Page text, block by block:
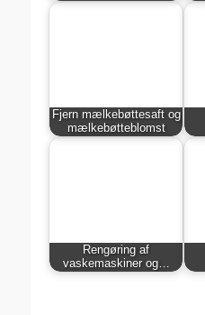
Fjern mælkebøttesaft og
mælkebøtteblomst
Rengøring af
vaskemaskiner og…